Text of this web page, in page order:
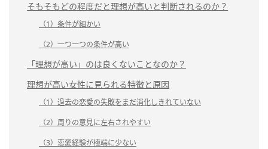
そもそもどの程度だと理想が高いと判断されるのか？
（1）条件が細かい
（2）一つ一つの条件が高い
「理想が高い」のは良くないことなのか？
理想が高い女性に見られる特徴と原因
（1）過去の恋愛の失敗をまだ消化しきれていない
（2）周りの意見に左右されやすい
（3）恋愛経験が極端に少ない